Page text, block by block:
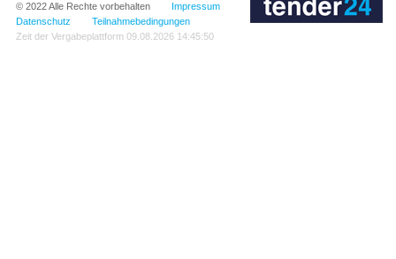
© 2022Alle Rechte vorbehalten
Impressum
Datenschutz
Teilnahmebedingungen
Zeit der Vergabeplattform 09.08.2026 14:45:50